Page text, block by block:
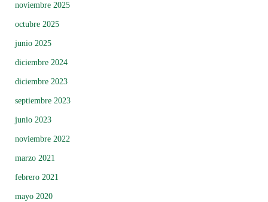
noviembre 2025
octubre 2025
junio 2025
diciembre 2024
diciembre 2023
septiembre 2023
junio 2023
noviembre 2022
marzo 2021
febrero 2021
mayo 2020